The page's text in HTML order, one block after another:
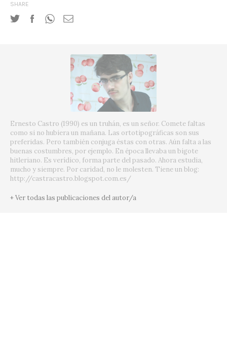
SHARE
Ernesto Castro (1990) es un truhán, es un señor. Comete faltas
como si no hubiera un mañana. Las ortotipográficas son sus
preferidas. Pero también conjuga éstas con otras. Aún falta a las
buenas costumbres, por ejemplo. En época llevaba un bigote
hitleriano. Es verídico, forma parte del pasado. Ahora estudia,
mucho y siempre. Por caridad, no le molesten. Tiene un blog:
http://castracastro.blogspot.com.es/
+ Ver todas las publicaciones del autor/a